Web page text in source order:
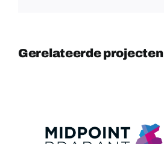
Gerelateerde projecten